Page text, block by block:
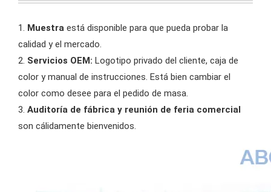
1. Muestra está disponible para que pueda probar la
calidad y el mercado.
2. Servicios OEM: Logotipo privado del cliente, caja de
color y manual de instrucciones. Está bien cambiar el
color como desee para el pedido de masa.
3. Auditoría de fábrica y reunión de feria comercial
son cálidamente bienvenidos.